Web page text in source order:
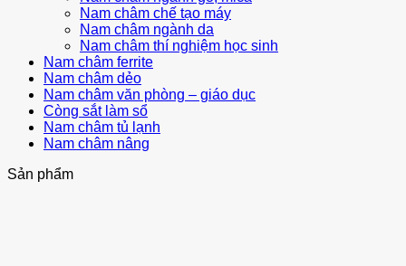
Nam châm chế tạo máy
Nam châm ngành da
Nam châm thí nghiệm học sinh
Nam châm ferrite
Nam châm dẻo
Nam châm văn phòng – giáo dục
Còng sắt làm sổ
Nam châm tủ lạnh
Nam châm nâng
Sản phẩm